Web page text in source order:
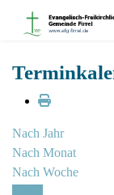
Nach Jahr
Nach Monat
Nach Woche